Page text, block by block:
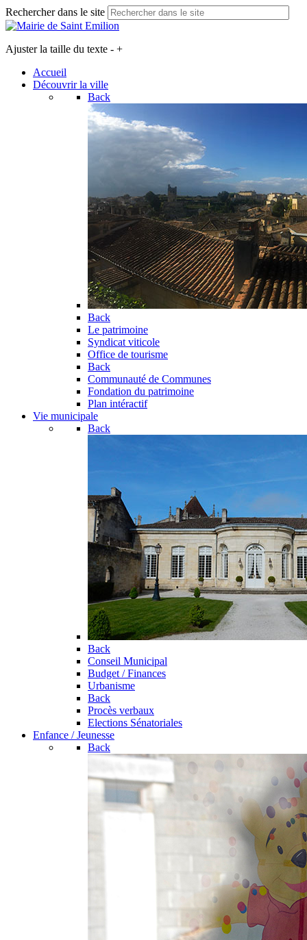
Rechercher dans le site
Ajuster la taille du texte - +
Accueil
Découvrir la ville
Back
Back
Le patrimoine
Syndicat viticole
Office de tourisme
Back
Communauté de Communes
Fondation du patrimoine
Plan intéractif
Vie municipale
Back
Back
Conseil Municipal
Budget / Finances
Urbanisme
Back
Procès verbaux
Elections Sénatoriales
Enfance / Jeunesse
Back